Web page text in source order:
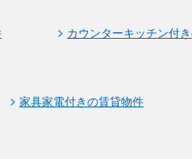
カウンターキッチン付
家具家電付きの賃貸物件